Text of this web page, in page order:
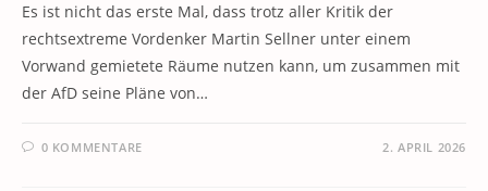
Es ist nicht das erste Mal, dass trotz aller Kritik der
rechtsextreme Vordenker Martin Sellner unter einem
Vorwand gemietete Räume nutzen kann, um zusammen mit
der AfD seine Pläne von…
0 KOMMENTARE 2. APRIL 2026